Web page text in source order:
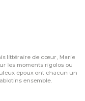
littéraire de cœur, Marie
les moments rigolos ou
époux ont chacun un
ensemble.